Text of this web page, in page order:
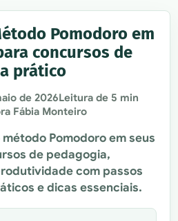
Pomodoro em
concursos de
prático
de 2026Leitura de 5 min
Fábia Monteiro
Pomodoro em seus
de pedagogia,
com passos
e dicas essenciais.